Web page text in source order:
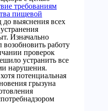
требованиям
пищевой
до выяснения всех
Изначально
работу
проверок
устранить все
нарушения.
потенциальная
грызуна